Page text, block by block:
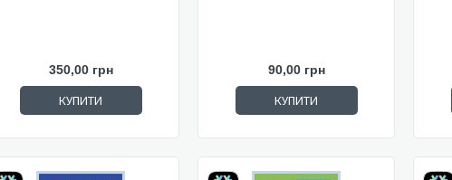
350,00 грн
КУПИТИ
90,00 грн
КУПИТИ